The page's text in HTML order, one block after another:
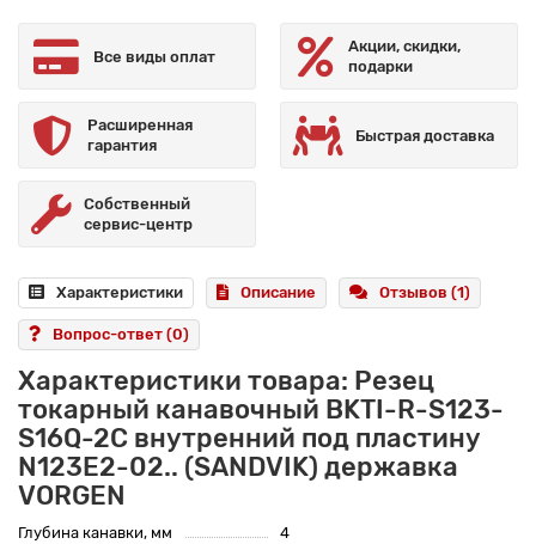
Все виды оплат
Акции, скидки,
подарки
Расширенная
гарантия
Быстрая доставка
Собственный
сервис-центр
Характеристики Описание Отзывов (1)
Вопрос-ответ (0)
Характеристики товара: Резец
токарный канавочный BKTI-R-S123-
S16Q-2C внутренний под пластину
N123E2-02.. (SANDVIK) державка
VORGEN
Глубина канавки, мм
4